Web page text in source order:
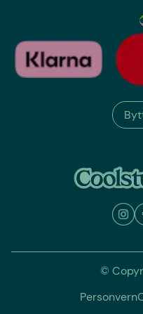
©
Personvern